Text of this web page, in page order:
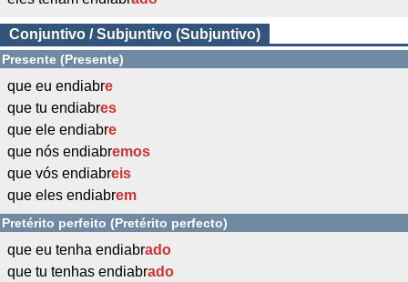
Conjuntivo / Subjuntivo (Subjuntivo)
Presente (Presente)
que eu endiabre
que tu endiabres
que ele endiabre
que nós endiabremos
que vós endiabreis
que eles endiabrem
Pretérito perfeito (Pretérito perfecto)
que eu tenha endiabrado
que tu tenhas endiabrado